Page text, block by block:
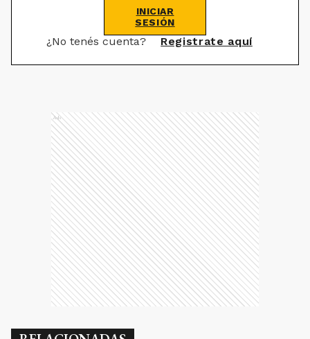
INICIAR
SESIÓN
¿No tenés cuenta? Registrate aquí
Ads